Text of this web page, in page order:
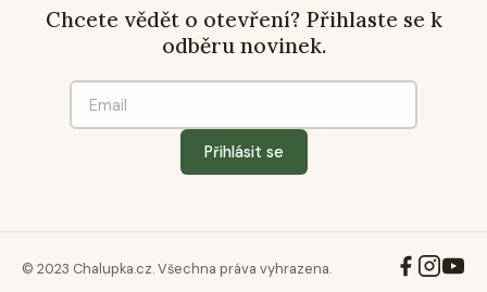
Chcete vědět o otevření? Přihlaste se k
odběru novinek.
Přihlásit se
© 2023 Chalupka.cz. Všechna práva vyhrazena.